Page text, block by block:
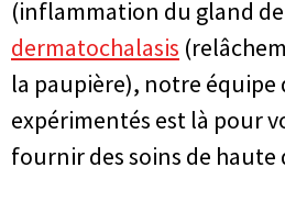
(inflammation du gland
dermatochalasis
la paupière), notre équipe
expérimentés est là pour
fournir des soins de haute